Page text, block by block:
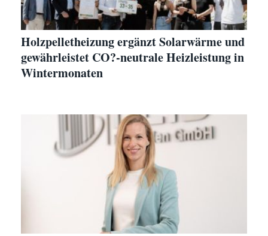
Holzpelletheizung ergänzt Solarwärme und
gewährleistet CO?-neutrale Heizleistung in
Wintermonaten